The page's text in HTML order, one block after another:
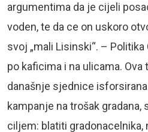
argumentima da je cijeli
voden, te da ce on uskoro
svoj „mali Lisinski“. –
po kaficima i na ulicama. Ova
današnje sjednice
kampanje na trošak
ciljem: blatiti gradonacelnika,